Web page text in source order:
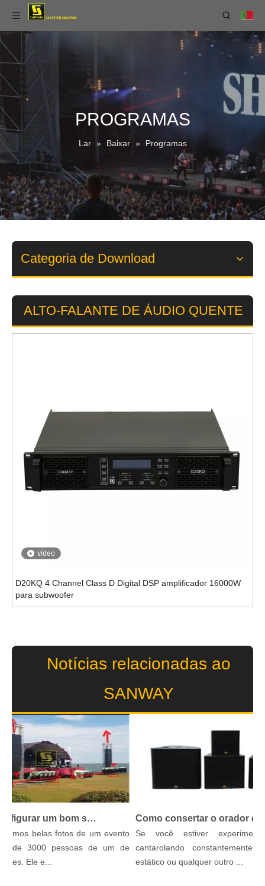
PROGRAMAS
Lar » Baixar » Programas
Categoria de Download
ALTO-FALANTE DE ÁUDIO QUENTE
vídeo
D20KQ 4 Channel Class D Digital DSP amplificador 16000W
para subwoofer
Notícias relacionadas ao
SANWAY
Como configurar um bom sistema de PA para evento ao ar livre?
belas fotos de um evento
de 3000 pessoas de um de
Ele e...
Se você estiver
cantarolando constantemente,
estático ou qualquer outro ...